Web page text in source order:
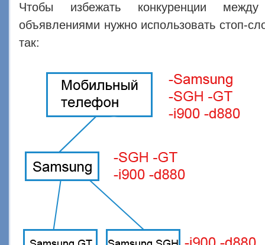
Чтобы избежать конкуренции
объявлениями нужно использовать стоп-
так: